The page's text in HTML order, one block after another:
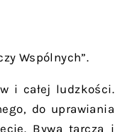
Wspólnych”.
i całej ludzkości.
do uprawiania
Bywa tarczą i